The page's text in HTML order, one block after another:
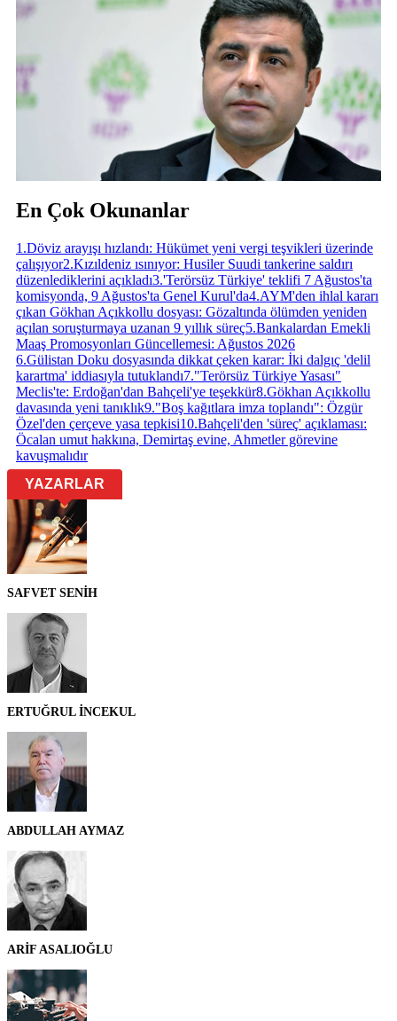
En Çok Okunanlar
1 .Döviz arayışı hızlandı: Hükümet yeni vergi teşvikleri üzerinde
çalışıyor2.Kızıldeniz ısınıyor: Husiler Suudi tankerine saldırı
düzenlediklerini açıkladı3.'Terörsüz Türkiye' teklifi 7 Ağustos'ta
komisyonda, 9 Ağustos'ta Genel Kurul'da4.AYM'den ihlal kararı
çıkan Gökhan Açıkkollu dosyası: Gözaltında ölümden yeniden
açılan soruşturmaya uzanan 9 yıllık süreç5.Bankalardan Emekli
Maaş Promosyonları Güncellemesi: Ağustos 2026
6.Gülistan Doku dosyasında dikkat çeken karar: İki dalgıç 'delil
karartma' iddiasıyla tutuklandı7."Terörsüz Türkiye Yasası"
Meclis'te: Erdoğan'dan Bahçeli'ye teşekkür8.Gökhan Açıkkollu
davasında yeni tanıklık9."Boş kağıtlara imza toplandı": Özgür
Özel'den çerçeve yasa tepkisi10.Bahçeli'den 'süreç' açıklaması:
Öcalan umut hakkına, Demirtaş evine, Ahmetler görevine
kavuşmalıdır
YAZARLAR
SAFVET SENİH
ERTUĞRUL İNCEKUL
ABDULLAH AYMAZ
ARİF ASALIOĞLU